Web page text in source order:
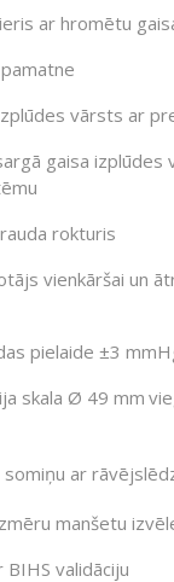
ar hromētu
vārsts ar
gaisa izplūdes
rokturis
vienkāršai un
pielaide ±3
skala Ø 49 mm v
ar
manšetu
validāciju